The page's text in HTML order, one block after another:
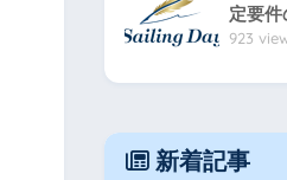
定要件
923
新着記事